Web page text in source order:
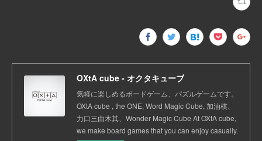
OXtA cube - オクタキューブ
気軽に楽しめるボードゲーム、パズルゲームです。
OXtA cube , the ONE, Word Magic Cube, 加油棋、
力口三由木其、Wonder Magic Cube At OXtA cube,
we make board games that you can enjoy casually.